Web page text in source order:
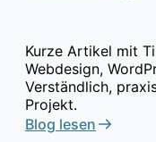
Kurze Artikel mit
Webdesign,
Verständlich,
Projekt.
Blog lesen